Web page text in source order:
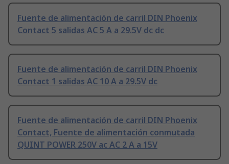
Fuente de alimentación de carril DIN Phoenix
Contact 5 salidas AC 5 A a 29.5V dc dc
Fuente de alimentación de carril DIN Phoenix
Contact 1 salidas AC 10 A a 29.5V dc
Fuente de alimentación de carril DIN Phoenix
Contact, Fuente de alimentación conmutada
QUINT POWER 250V ac AC 2 A a 15V